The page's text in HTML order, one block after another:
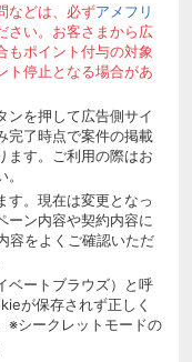
などは、必ずアメフリ
さい。お客さまから広
もポイント付与の対象
ト停止となる場合があ
ンを押して広告側サイ
完了時点で案件の掲載
ます。ご利用の際はお
す。現在は変更となっ
ーン内容や契約内容に
容をよくご確認いただ
ベートブラウズ）と呼
が保存されず正しく
※シークレットモードの